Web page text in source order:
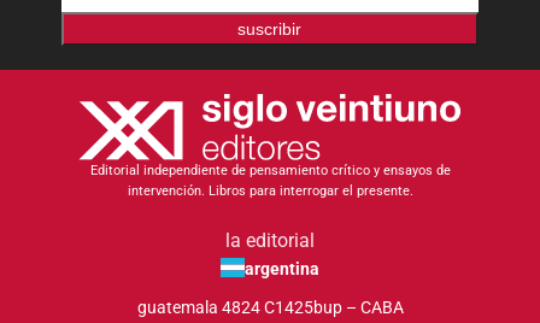
suscribir
Editorial independiente de pensamiento crítico y ensayos de
intervención. Libros para interrogar el presente.
la editorial
argentina
guatemala 4824 C1425bup – CABA